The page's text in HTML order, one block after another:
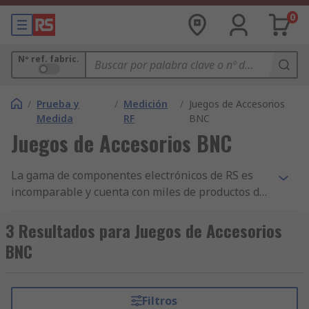
0
Nº ref. fabric.
/ Prueba y
Medida
/ Medición
RF
/ Juegos de Accesorios
BNC
Juegos de Accesorios BNC
La gama de componentes electrónicos de RS es
incomparable y cuenta con miles de productos de
Medición de Aire y Gas, Inspección de Taller y
Accesorios y Juegos de Accesorios para BNC.
Tenemos los mejores productos de Juegos de
ofrecemos otros miles de componentes de
3 Resultados para Juegos de Accesorios
BNC
Filtros